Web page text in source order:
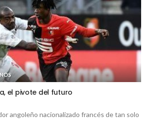
el pivote del futuro
angoleño nacionalizado francés de tan solo